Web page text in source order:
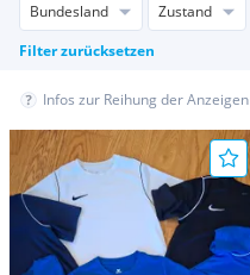
Bundesland Zustand
Filter zurücksetzen
Infos zur Reihung der Anzeigen